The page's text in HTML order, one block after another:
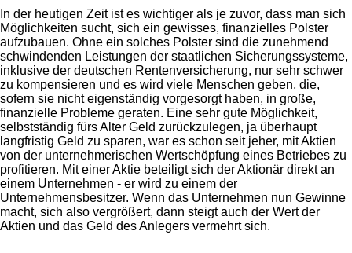
In der heutigen Zeit ist es wichtiger als je zuvor, dass man sich
Möglichkeiten sucht, sich ein gewisses, finanzielles Polster
aufzubauen. Ohne ein solches Polster sind die zunehmend
schwindenden Leistungen der staatlichen Sicherungssysteme,
inklusive der deutschen Rentenversicherung, nur sehr schwer
zu kompensieren und es wird viele Menschen geben, die,
sofern sie nicht eigenständig vorgesorgt haben, in große,
finanzielle Probleme geraten. Eine sehr gute Möglichkeit,
selbstständig fürs Alter Geld zurückzulegen, ja überhaupt
langfristig Geld zu sparen, war es schon seit jeher, mit Aktien
von der unternehmerischen Wertschöpfung eines Betriebes zu
profitieren. Mit einer Aktie beteiligt sich der Aktionär direkt an
einem Unternehmen - er wird zu einem der
Unternehmensbesitzer. Wenn das Unternehmen nun Gewinne
macht, sich also vergrößert, dann steigt auch der Wert der
Aktien und das Geld des Anlegers vermehrt sich.